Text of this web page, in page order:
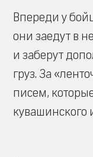
Впереди у
они заедут в
и заберут
груз. За
писем,
кувашинского